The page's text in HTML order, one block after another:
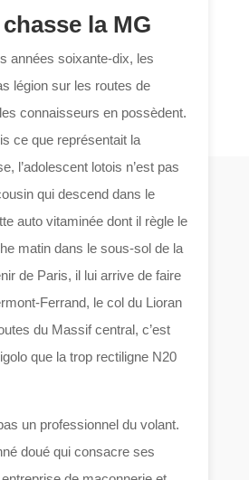
la MG
années soixante-dix, les
légion sur les routes de
connaisseurs en possèdent.
ce que représentait la
l’adolescent lotois n’est pas
qui descend dans le
auto vitaminée dont il règle le
matin dans le sous-sol de la
de Paris, il lui arrive de faire
Ferrand, le col du Lioran
du Massif central, c’est
que la trop rectiligne N20
un professionnel du volant.
doué qui consacre ses